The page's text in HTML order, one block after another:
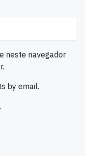
neste navegador
by email.